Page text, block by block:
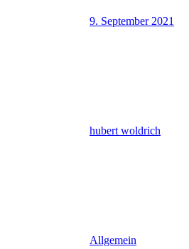
9. September 2021
hubert woldrich
Allgemein